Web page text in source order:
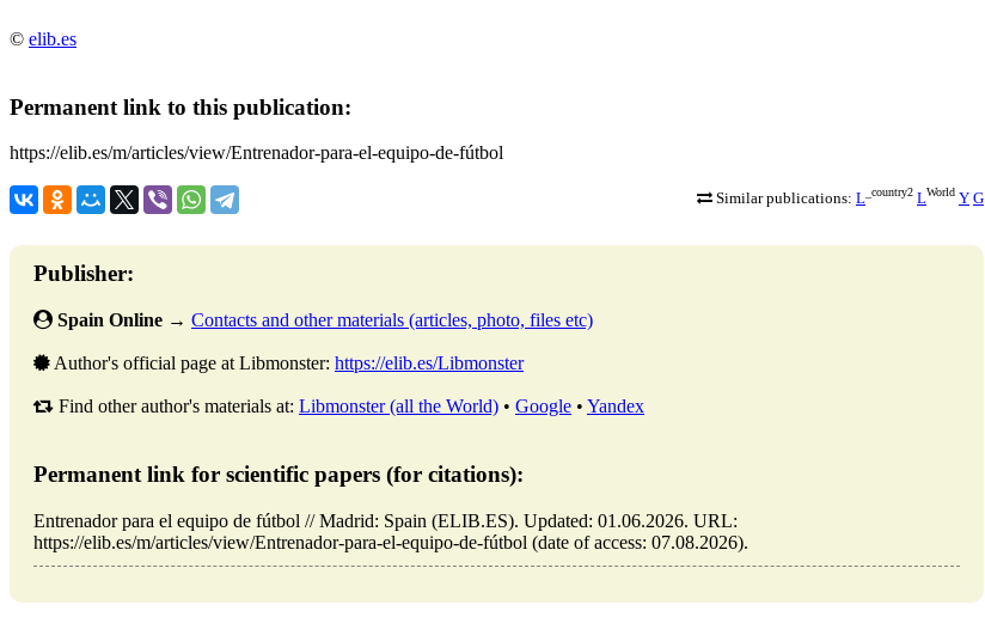
© elib.es
Permanent link to this publication:
https://elib.es/m/articles/view/Entrenador-para-el-equipo-de-fútbol
Similar publications: L _country2 LWorld Y G
Publisher:
Spain Online → Contacts and other materials (articles, photo, files etc)
Author's official page at Libmonster: https://elib.es/Libmonster
Find other author's materials at: Libmonster (all the World) • Google • Yandex
Permanent link for scientific papers (for citations):
Entrenador para el equipo de fútbol // Madrid: Spain (ELIB.ES). Updated: 01.06.2026. URL:
https://elib.es/m/articles/view/Entrenador-para-el-equipo-de-fútbol (date of access: 07.08.2026).